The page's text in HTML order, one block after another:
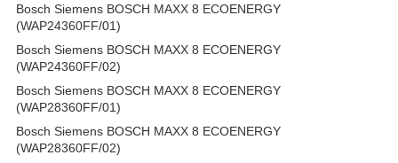
Bosch Siemens BOSCH MAXX 8 ECOENERGY
(WAP24360FF/01)
Bosch Siemens BOSCH MAXX 8 ECOENERGY
(WAP24360FF/02)
Bosch Siemens BOSCH MAXX 8 ECOENERGY
(WAP28360FF/01)
Bosch Siemens BOSCH MAXX 8 ECOENERGY
(WAP28360FF/02)